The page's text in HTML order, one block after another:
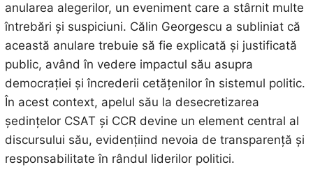
anularea alegerilor, un eveniment care a stârnit multe
întrebări și suspiciuni. Călin Georgescu a subliniat că
această anulare trebuie să fie explicată și justificată
public, având în vedere impactul său asupra
democrației și încrederii cetățenilor în sistemul politic.
În acest context, apelul său la desecretizarea
ședințelor CSAT și CCR devine un element central al
discursului său, evidențiind nevoia de transparență și
responsabilitate în rândul liderilor politici.